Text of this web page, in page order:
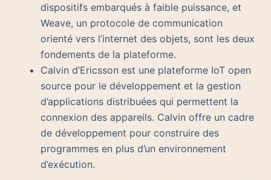
dispositifs embarqués à faible puissance, et
Weave, un protocole de communication
orienté vers l’internet des objets, sont les deux
fondements de la plateforme.
Calvin d’Ericsson est une plateforme IoT open
source pour le développement et la gestion
d’applications distribuées qui permettent la
connexion des appareils. Calvin offre un cadre
de développement pour construire des
programmes en plus d’un environnement
d’exécution.